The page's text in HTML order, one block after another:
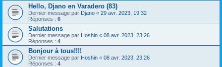
Hello, Djano en Varadero (83)
Dernier message par Djano « 29 avr. 2023, 19:32
Réponses : 6
Salutations
Dernier message par Hoshin « 08 avr. 2023, 23:26
Réponses : 4
Bonjour à tous!!!!
Dernier message par Hoshin « 08 avr. 2023, 23:26
Réponses : 4